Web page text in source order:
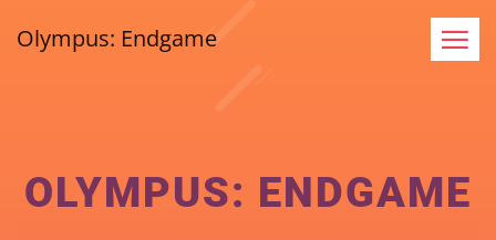
Olympus: Endgame
OLYMPUS: ENDGAME